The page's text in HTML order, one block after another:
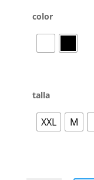
color
talla
XXL M